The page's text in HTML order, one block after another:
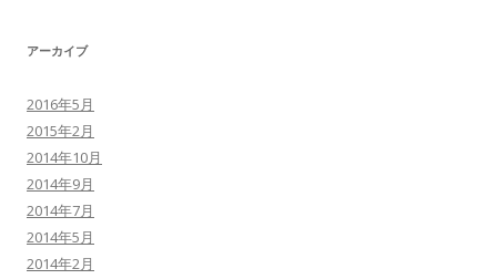
アーカイブ
2016年5月
2015年2月
2014年10月
2014年9月
2014年7月
2014年5月
2014年2月